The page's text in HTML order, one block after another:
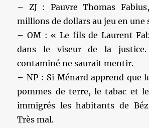
– ZJ : Pauvre Thomas
millions de dollars au jeu en une
– OM : « Le fils de Laurent
dans le viseur de la
contaminé ne saurait mentir.
– NP : Si Ménard apprend que
pommes de terre, le tabac et
immigrés les habitants de
Très mal.